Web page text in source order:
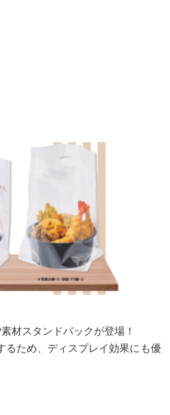
材スタンドパックが登場！
るため、ディスプレイ効果にも優